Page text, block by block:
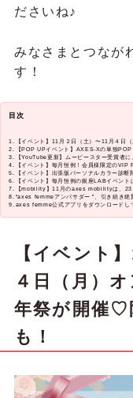
ださいね♪
みなさまとつなが
す！
目次
【イベント】11月２日（土）〜11月４日
【POP UPイベント】AXES-Xの単独
【YouTube更新】ムービースター受賞者
【イベント】毎月恒例！会員様限定のVIP
【イベント】出張版パーソナルカラー診
【イベント】毎月恒例の銀座LABイベン
【mobility】11月のaxes mobilityは、23
“axes femmeアンバサダー ”、引き続き絶
axes femme公式アプリをダウンロードし
【イベント
４日（月）
年祭が開催♡
も！